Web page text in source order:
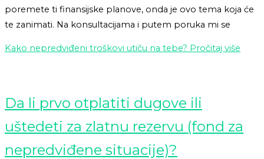
poremete ti finansijske planove, onda je ovo tema koja će
te zanimati. Na konsultacijama i putem poruka mi se
Kako nepredviđeni troškovi utiču na tebe? Pročitaj više
Da li prvo otplatiti dugove ili
uštedeti za zlatnu rezervu (fond za
nepredviđene situacije)?